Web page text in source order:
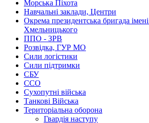
Морська Піхота
Навчальні заклади, Центри
Окрема президентська бригада
Хмельницького
ППО - ЗРВ
Розвідка, ГУР МО
Сили логістики
Сили підтримки
СБУ
ССО
Сухопутні війська
Танкові Війська
Територіальна оборона
Гвардія наступу